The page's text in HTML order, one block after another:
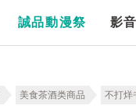
誠品動漫祭 影
美食茶酒类商品 不打烊